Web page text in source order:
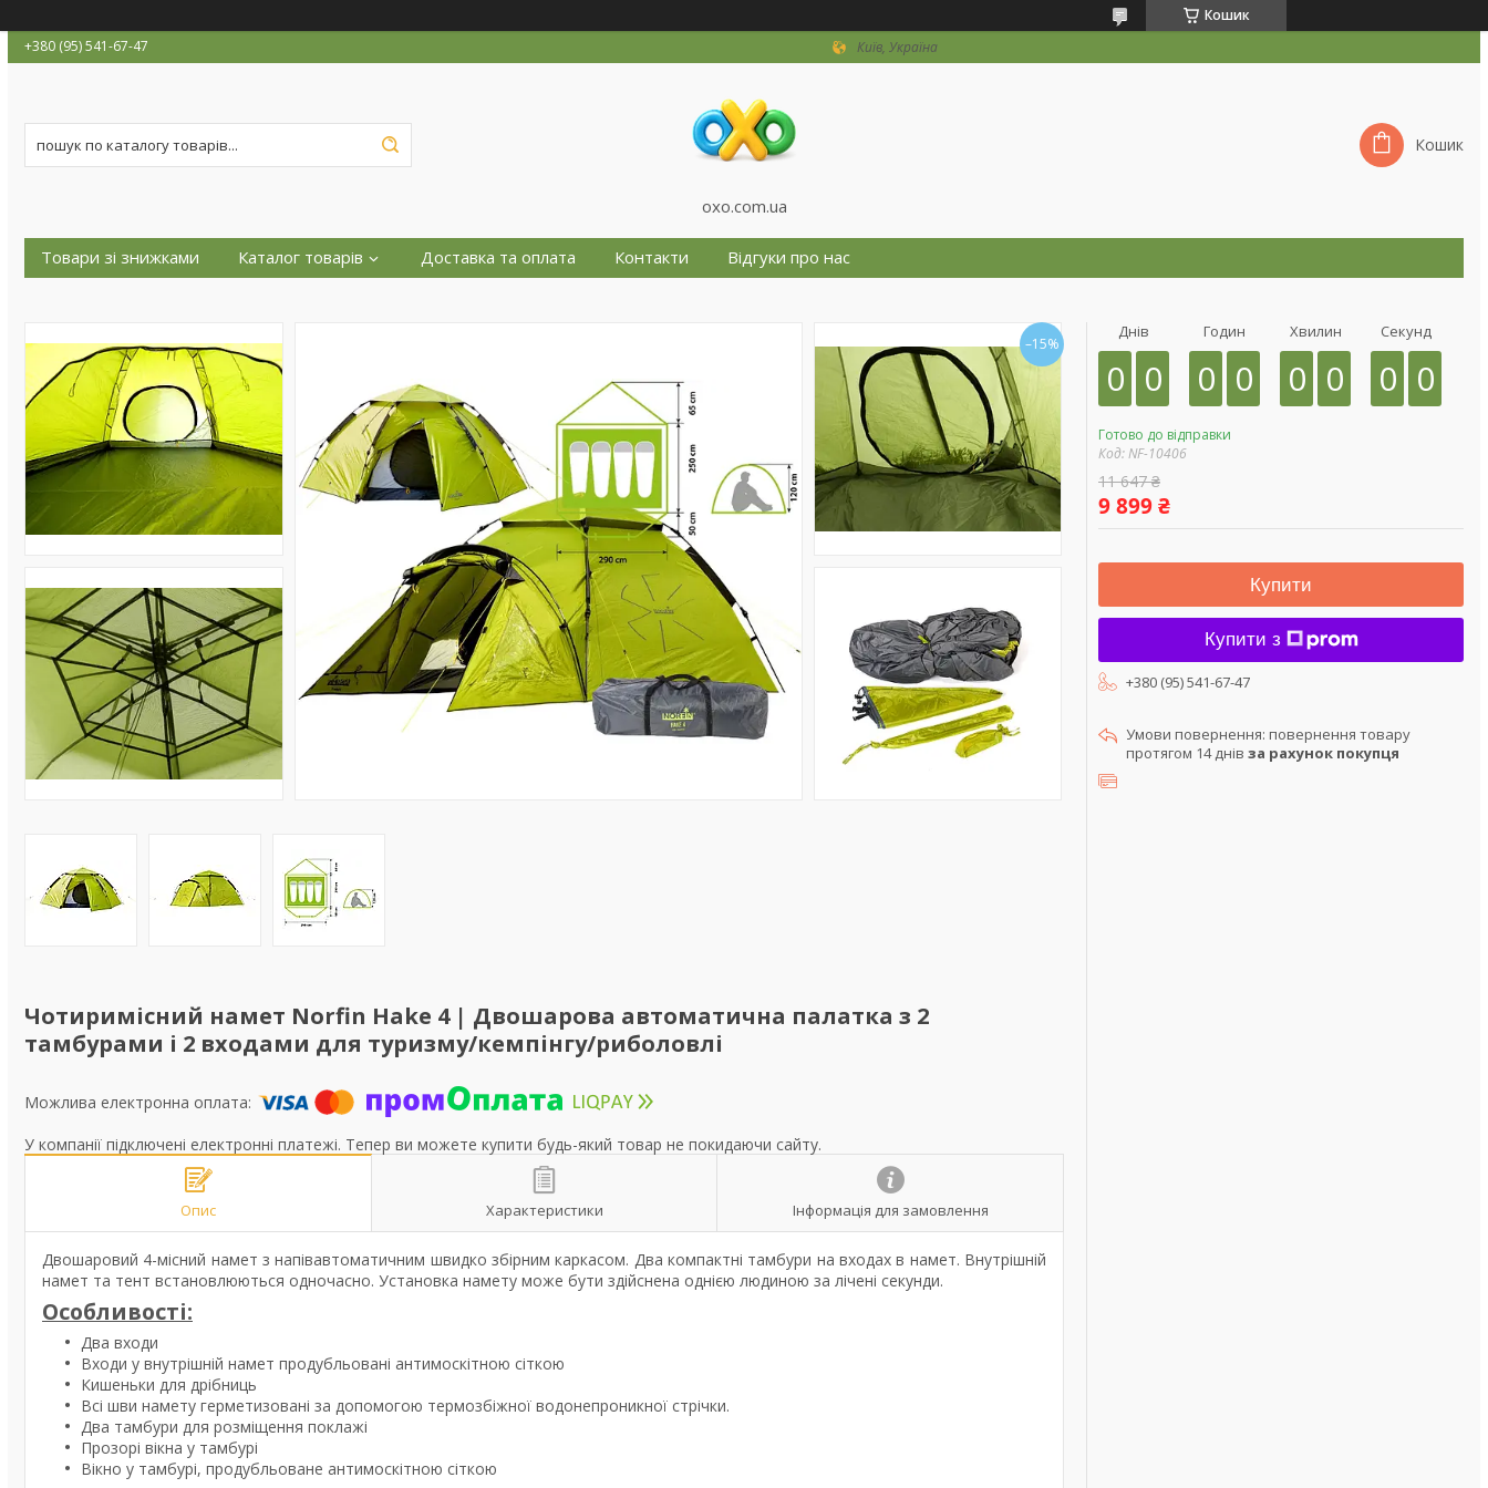
Кошик
+380 (95) 541-67-47
Київ, Україна
oxo.com.ua
Кошик
Товари зі знижками Каталог товарів Доставка та оплата Контакти Відгуки про нас
–15%
Чотиримісний намет Norfin Hake 4 | Двошарова автоматична палатка з 2
тамбурами і 2 входами для туризму/кемпінгу/риболовлі
У компанії підключені електронні платежі. Тепер ви можете купити будь-який товар не покидаючи сайту.
Опис Характеристики Інформація для замовлення
Двошаровий 4-місний намет з напівавтоматичним швидко збірним каркасом. Два компактні тамбури на входах в намет. Внутрішній
намет та тент встановлюються одночасно. Установка намету може бути здійснена однією людиною за лічені секунди.
Особливості:
Два входи
Входи у внутрішній намет продубльовані антимоскітною сіткою
Кишеньки для дрібниць
Всі шви намету герметизовані за допомогою термозбіжної водонепроникної стрічки.
Два тамбури для розміщення поклажі
Прозорі вікна у тамбурі
Вікно у тамбурі, продубльоване антимоскітною сіткою
Днів
0 0
Годин
0 0
Хвилин
0 0
Секунд
0 0
Готово до відправки
Код:NF-10406
11 647 ₴
9 899 ₴
Купити
Купити з
+380 (95) 541-67-47
повернення товару
протягом 14 днів за рахунок покупця